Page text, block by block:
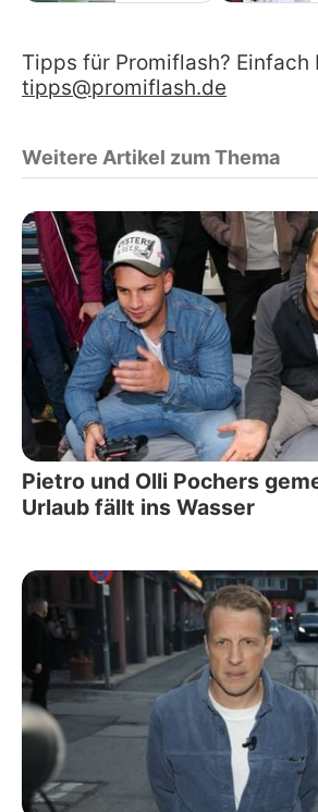
Tipps für Promiflash? Einfach
tipps@promiflash.de
Weitere Artikel zum Thema
Pietro und Olli Pochers
Urlaub fällt ins Wasser